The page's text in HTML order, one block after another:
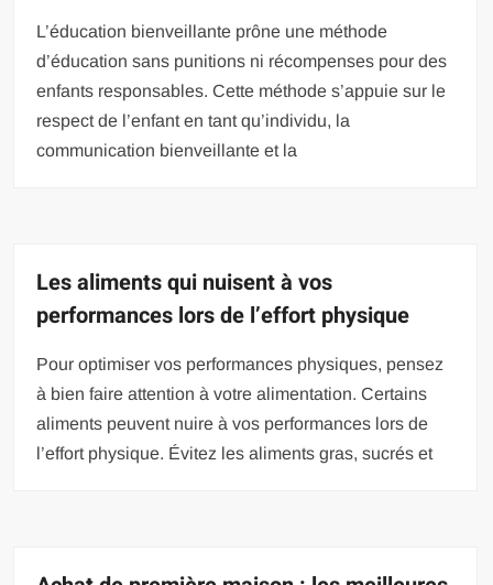
L’éducation bienveillante prône une méthode
d’éducation sans punitions ni récompenses pour des
enfants responsables. Cette méthode s’appuie sur le
respect de l’enfant en tant qu’individu, la
communication bienveillante et la
Les aliments qui nuisent à vos
performances lors de l’effort physique
Pour optimiser vos performances physiques, pensez
à bien faire attention à votre alimentation. Certains
aliments peuvent nuire à vos performances lors de
l’effort physique. Évitez les aliments gras, sucrés et